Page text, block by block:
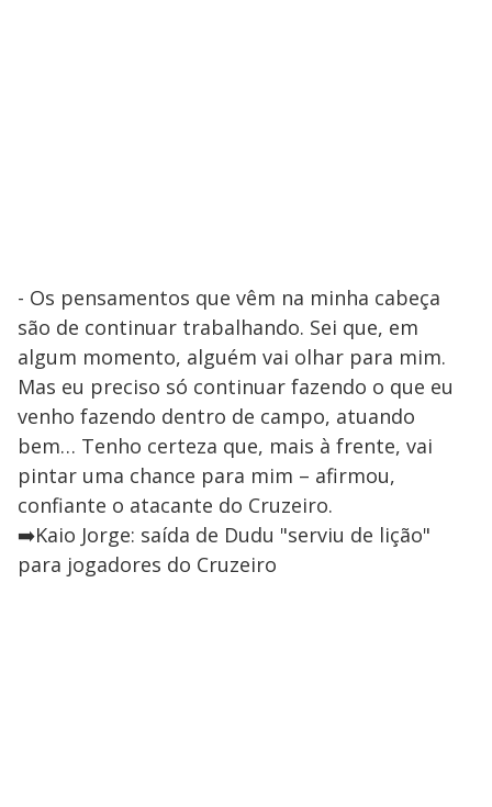
- Os pensamentos que vêm na minha cabeça
são de continuar trabalhando. Sei que, em
algum momento, alguém vai olhar para mim.
Mas eu preciso só continuar fazendo o que eu
venho fazendo dentro de campo, atuando
bem… Tenho certeza que, mais à frente, vai
pintar uma chance para mim – afirmou,
confiante o atacante do Cruzeiro.
➡️Kaio Jorge: saída de Dudu "serviu de lição"
para jogadores do Cruzeiro